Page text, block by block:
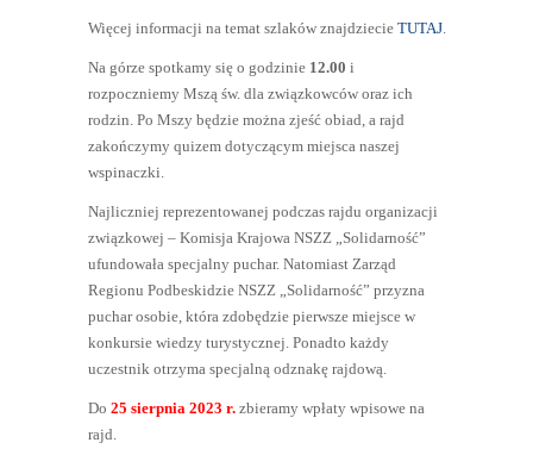
Więcej informacji na temat szlaków znajdziecie TUTAJ.
Na górze spotkamy się o godzinie 12.00 i
rozpoczniemy Mszą św. dla związkowców oraz ich
rodzin. Po Mszy będzie można zjeść obiad, a rajd
zakończymy quizem dotyczącym miejsca naszej
wspinaczki.
Najliczniej reprezentowanej podczas rajdu organizacji
związkowej – Komisja Krajowa NSZZ „Solidarność”
ufundowała specjalny puchar. Natomiast Zarząd
Regionu Podbeskidzie NSZZ „Solidarność” przyzna
puchar osobie, która zdobędzie pierwsze miejsce w
konkursie wiedzy turystycznej. Ponadto każdy
uczestnik otrzyma specjalną odznakę rajdową.
Do 25 sierpnia 2023 r.zbieramy wpłaty wpisowe na
rajd.